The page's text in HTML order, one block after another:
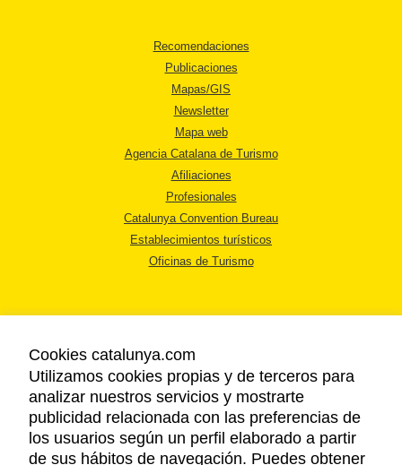
Recomendaciones
Publicaciones
Mapas/GIS
Newsletter
Mapa web
Agencia Catalana de Turismo
Afiliaciones
Profesionales
Catalunya Convention Bureau
Establecimientos turísticos
Oficinas de Turismo
AVISO LEGAL
POLÍTICA DE PRIVACIDAD
COOKIES
ACCESSIBILIDAD
Cookies catalunya.com
Utilizamos cookies propias y de terceros para
analizar nuestros servicios y mostrarte
publicidad relacionada con las preferencias de
los usuarios según un perfil elaborado a partir
de sus hábitos de navegación. Puedes obtener